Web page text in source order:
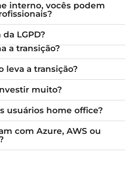
interno, vocês podem
LGPD?
a transição?
leva a transição?
muito?
usuários home office?
com Azure, AWS ou